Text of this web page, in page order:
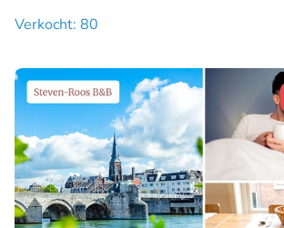
Verkocht: 80